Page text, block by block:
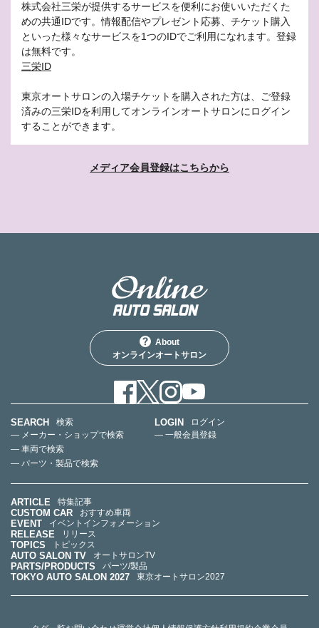
株式会社三栄が提供するサービスを便利にお使いいただくた
めの共通IDです。情報配信やプレゼント応募、チケット購入
といった様々なサービスを1つのIDでご利用になれます。登録
は無料です。
三栄ID
東京オートサロンの入場チケットを購入された方は、ご登録
済みの三栄IDを利用してオンラインオートサロンにログイン
することができます。
メディア会員登録はこちらから
About
オンラインオートサロン
SEARCH
検索
— メーカー・ショップで検索
— 車両で検索
— パーツ・製品で検索
LOGIN
ログイン
— 一般会員登録
ARTICLE 特集記事
CUSTOM CAR おすすめ車両
EVENT イベントインフォメーション
RELEASE リリース
TOPICS トピックス
AUTO SALON TV オートサロンTV
PARTS/PRODUCTS パーツ/製品
TOKYO AUTO SALON 2027 東京オートサロン2027